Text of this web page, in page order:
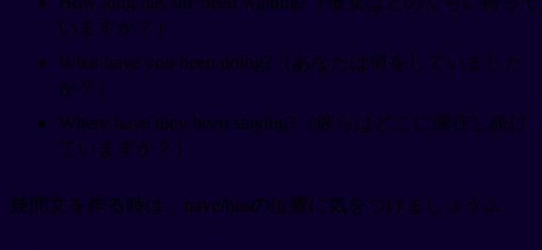
いますか？）
What have you been doing?（あなたは何をしていました
か？）
Where have they been staying?（彼らはどこに滞在し続け
ていますか？）
疑問文を作る時は、have/hasの位置に気をつけましょう⚠️